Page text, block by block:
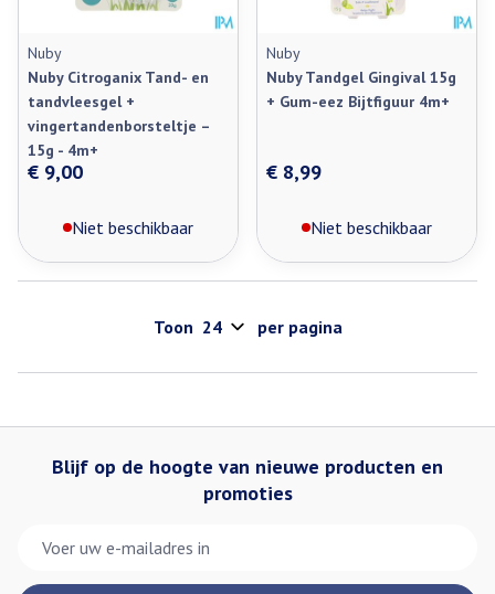
Nuby
Nuby Citroganix Tand- en
tandvleesgel +
vingertandenborsteltje –
15g - 4m+
€ 9,00
Niet beschikbaar
Nuby
Nuby Tandgel Gingival 15g
+ Gum-eez Bijtfiguur 4m+
€ 8,99
Niet beschikbaar
Toon per pagina
Blijf op de hoogte van nieuwe producten en
promoties